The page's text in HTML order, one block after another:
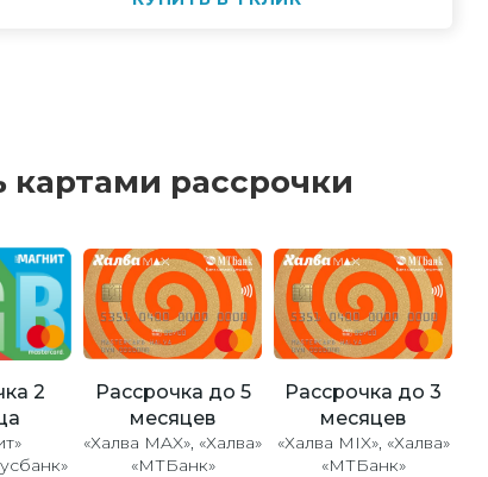
рассрочки
2
Рассрочка до 5
месяцев
«Халва MAX», «Халва»
«МТБанк»
Рассрочка до 3
месяцев
«Халва MIX», «Халва»
«МТБанк»